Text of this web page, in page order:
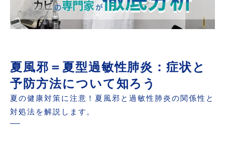
夏風邪＝夏型過敏性肺炎：症状と
予防方法について知ろう
夏の健康対策に注意！夏風邪と過敏性肺炎の関係性と
対処法を解説します。